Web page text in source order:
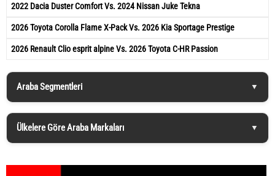
2022 Dacia Duster Comfort Vs. 2024 Nissan Juke Tekna
2026 Toyota Corolla Flame X-Pack Vs. 2026 Kia Sportage Prestige
2026 Renault Clio esprit alpine Vs. 2026 Toyota C-HR Passion
Araba Segmentleri
Ülkelere Göre Araba Markaları